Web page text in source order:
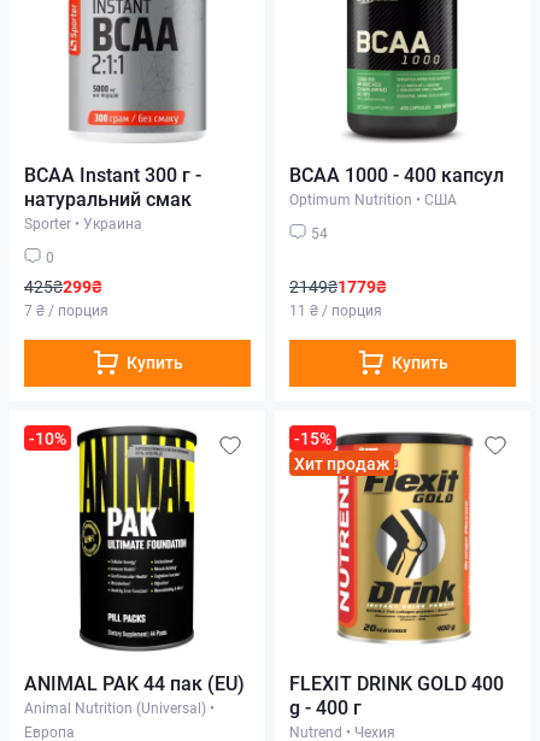
BCAA Instant 300 г -
натуральний смак
Sporter • Украина
0
425₴299₴
7 ₴ / порция
Купить
BCAA 1000 - 400 капсул
Optimum Nutrition • США
54
2149₴1779₴
11 ₴ / порция
Купить
-10%
ANIMAL PAK 44 пак (EU)
Animal Nutrition (Universal) •
Европа
-15%
Хит продаж
FLEXIT DRINK GOLD 400
g - 400 г
Nutrend • Чехия